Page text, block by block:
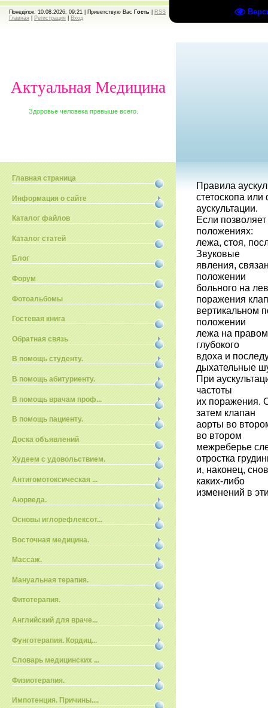
Понеділок, 10.08.2026, 09:21 | Приветствую Вас Гость
RSS
Главная
Регистрация Вход
Актуальная Медицина
Здоровье человека превыше всего.
Главная страница
Информация о сайте
Каталог файлов
Каталог статей
Блог
Форум
Фотоальбомы
Гостевая книга
Обратная связь
В помощь студенту.
В помощь абитуриенту.
В помощь врачам проф...
В помощь пациенту.
Доска объявлений
Худеем с удовольствием.
Антигомотоксическая ...
Аюрведа.
Основы иглорефлексот...
Восточная медицина.
Массаж.
Мануальная терапия.
Фитотерапия.
Английский для враче...
Фунготерапия. Кордиц...
Словарь медицинских ...
Физиотерапия.
Импотенция. Причины....
Правила
стетоскопа
аускультации.
Если
положениях:
лежа, стоя,
Звуковые
явления,
положении
больного на
поражения
вертикальном
положении
лежа на
глубокого
вдоха и
дыхательные
При
частоты
их поражения.
затем клапан
аорты во
во втором
межреберье
отростка
и, наконец,
каких-либо
изменений в